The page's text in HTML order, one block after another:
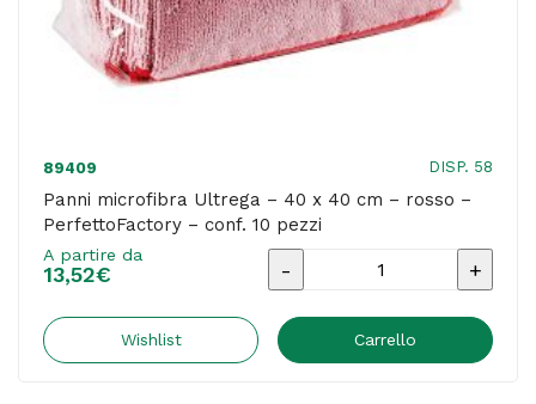
pezzi
quantità
89409 DISP. 58
Panni microfibra Ultrega – 40 x 40 cm – rosso –
PerfettoFactory – conf. 10 pezzi
A partire da
13,52€
Panni
Ultrega
Wishlist Carrello